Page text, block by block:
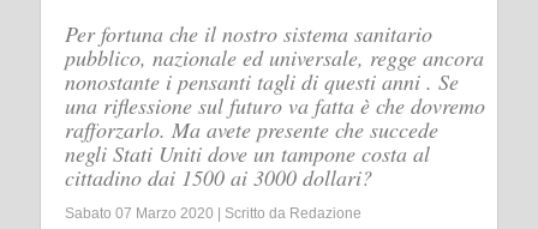
Per fortuna che il nostro sistema sanitario
pubblico, nazionale ed universale, regge ancora
nonostante i pensanti tagli di questi anni . Se
una riflessione sul futuro va fatta è che dovremo
rafforzarlo. Ma avete presente che succede
negli Stati Uniti dove un tampone costa al
cittadino dai 1500 ai 3000 dollari?
Sabato 07 Marzo 2020 Scritto da Redazione